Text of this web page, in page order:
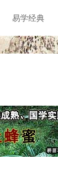
易学经典